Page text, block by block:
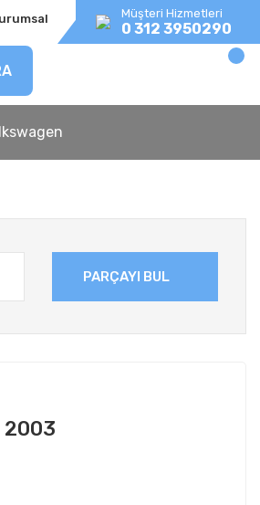
Müşteri Hizmetleri
0 312 3950290
PARÇAYI BUL
2003